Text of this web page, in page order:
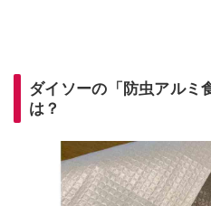
ダイソーの「防虫アルミ
は？